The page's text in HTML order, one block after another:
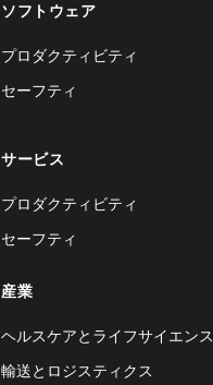
ソフトウェア
プロダクティビティ
セーフティ
サービス
プロダクティビティ
セーフティ
産業
ヘルスケアとライフサイエンス
輸送とロジスティクス